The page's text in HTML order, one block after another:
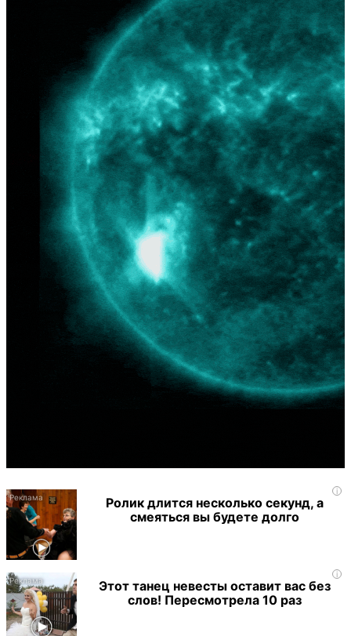
i
Ролик длится несколько секунд, а
смеяться вы будете долго
i
Этот танец невесты оставит вас без
слов! Пересмотрела 10 раз